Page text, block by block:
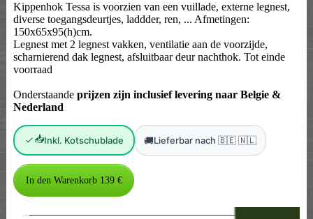
Kippenhok Tessa is voorzien van een vuillade, externe legnest,
diverse toegangsdeurtjes, laddder, ren, ... Afmetingen:
150x65x95(h)cm.
Legnest met 2 legnest vakken, ventilatie aan de voorzijde,
scharnierend dak legnest, afsluitbaar deur nachthok. Tot einde
voorraad
Onderstaande prijzen zijn inclusief levering naar Belgie &
Nederland
📥Inkl. Kotschublade 🚚Lieferbar nach 🇧🇪 🇳🇱
--